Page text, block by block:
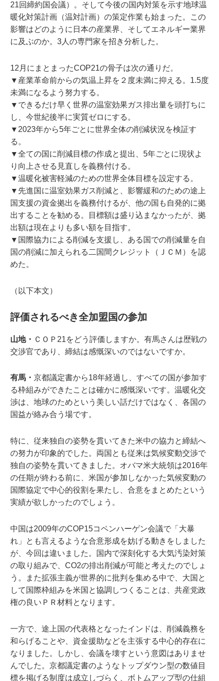
21回締約国会議）。そして今後の国内対策を示す地球温
暖化対策計画（温対計画）の策定作業も始まった。この
影響はどのように日本の産業界、そしてエネルギー業界
に及ぶのか。3人の専門家を招き分析した。
12月にまとまったCOP21の骨子は次の通りだ。
▼産業革命前からの気温上昇を２度未満に抑える。1.5度
未満になるよう努力する。
▼できるだけ早く世界の温室効果ガス排出量を頭打ちに
し、今世紀後半に実質ゼロにする。
▼2023年から5年ごとに世界全体の削減状況を検証す
る。
▼全ての国に削減目標の作成と提出、5年ごとに現状よ
り向上させる見直しを義務付ける。
▼温暖化被害軽減のための世界全体目標を設定する。
▼先進国に温室効果ガス削減と、影響緩和のための途上
国支援の資金拠出を義務付けるが、他の国も自発的に拠
出することを勧める。目標額は盛り込まなかったが、拠
出額は現在よりも多い額を目指す。
▼国際協力による削減を支援し、ある国での削減量を自
国の削減に加えられる二国間クレジット（ＪＣＭ）を認
めた。
（以下本文）
評価されるべき全加盟国の参加
山地・ ＣＯＰ21をどう評価しますか。有馬さんは歴戦の
交渉官であり、締結は感慨深いのではないですか。
有馬・ 京都議定書から18年経過し、すべての国が参加す
る枠組みができたことは確かに感慨深いです。温暖化交
渉は、地球のためという美しい話だけではなく、各国の
国益が絡み合う場です。
特に、従来独自の姿勢を貫いてきた米中の協力と締結へ
の努力が印象的でした。両国とも従来は気候変動交渉で
独自の姿勢を貫いてきました。オバマ米大統領は2016年
の任期が終わる前に、米国が参加しなかった気候変動の
国際協定で中心的役割を果たし、合意をまとめたという
実績が欲しかったのでしょう。
中国は2009年のCOP15コペンハーゲン会議で「大暴
れ」とも言えるような合意形成を妨げる動きをしました
が、今回は違いました。国内で深刻化する大気汚染対策
の取り組みで、CO2の排出削減が可能と考えたのでしょ
う。また拡張主義が世界的に批判を集める中で、大国と
して国際枠組みを米国と協調しつくることは、共産党政
権の良いＰＲ材料となります。
一方で、途上国の代表格となったインドは、削減義務を
和らげることや、資金援助などを主張する中心的存在に
なりました。しかし、会議を壊すという意図はありませ
んでした。京都議定書のようなトップダウン型の数値目
標を掲げる制度は成立しづらく、ボトムアップ型の仕組